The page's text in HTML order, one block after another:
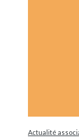
Actualité